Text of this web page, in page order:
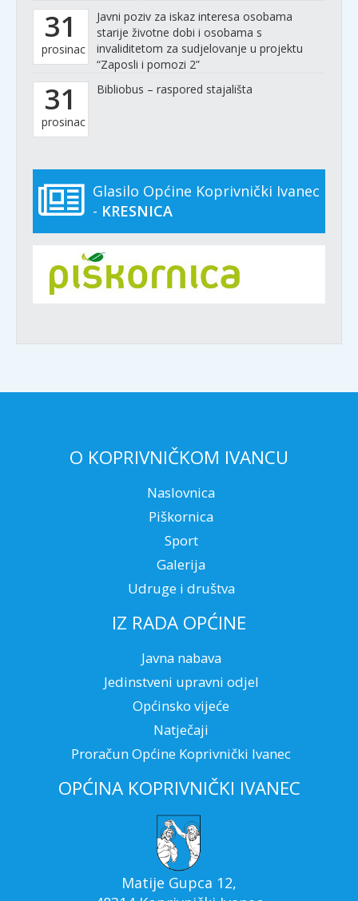
31
prosinac
Javni poziv za iskaz interesa osobama
starije životne dobi i osobama s
invaliditetom za sudjelovanje u projektu
“Zaposli i pomozi 2”
31
prosinac
Bibliobus – raspored stajališta
Glasilo Općine Koprivnički Ivanec
- KRESNICA
O KOPRIVNIČKOM IVANCU
Naslovnica
Piškornica
Sport
Galerija
Udruge i društva
IZ RADA OPĆINE
Javna nabava
Jedinstveni upravni odjel
Općinsko vijeće
Natječaji
Proračun Općine Koprivnički Ivanec
OPĆINA KOPRIVNIČKI IVANEC
Matije Gupca 12,